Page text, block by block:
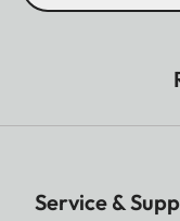
Service &